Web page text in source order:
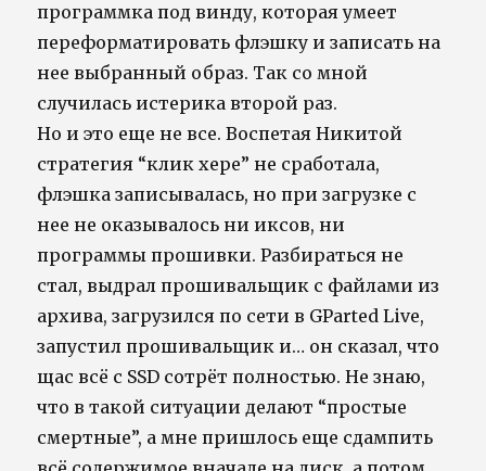
программка под винду, которая умеет
переформатировать флэшку и записать на
нее выбранный образ. Так со мной
случилась истерика второй раз.
Но и это еще не все. Воспетая Никитой
стратегия “клик хере” не сработала,
флэшка записывалась, но при загрузке с
нее не оказывалось ни иксов, ни
программы прошивки. Разбираться не
стал, выдрал прошивальщик с файлами из
архива, загрузился по сети в GParted Live,
запустил прошивальщик и… он сказал, что
щас всё с SSD сотрёт полностью. Не знаю,
что в такой ситуации делают “простые
смертные”, а мне пришлось еще сдампить